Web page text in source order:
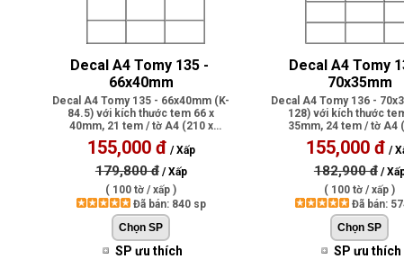
Decal A4 Tomy 135 -
66x40mm
Decal A4 Tomy 135 - 66x40mm (K-
84.5) với kích thước tem 66 x
40mm, 21 tem / tờ A4 (210 x
297mm), có ..
155,000 đ / Xấp
179,800 đ/ Xấp
( 100 tờ / xấp )
Đã bán: 840 sp
SP ưu thích
Decal A4 Tomy
70x35mm
Decal A4 Tomy 136 -
128) với kích thước
35mm, 24 tem / tờ A4
297mm), có p..
155,000 đ /
182,900 đ/
( 100 tờ / xấp )
Đã bán:
SP ưu thích